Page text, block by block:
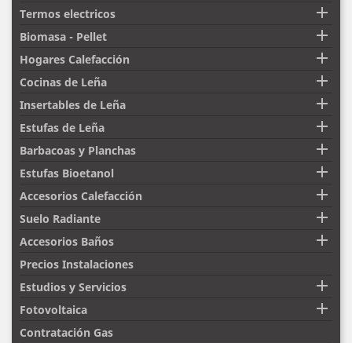
Termos electricos 
Biomasa - Pellet 
Hogares Calefacción 
Cocinas de Leña 
Insertables de Leña 
Estufas de Leña 
Barbacoas y Planchas 
Estufas Bioetanol 
Accesorios Calefacción 
Suelo Radiante 
Accesorios Baños 
Precios Instalaciones
Estudios y Servicios

Fotovoltaica 
Contratación Gas